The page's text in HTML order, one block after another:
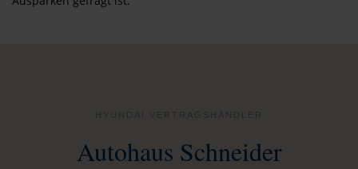
Autohaus Schneider